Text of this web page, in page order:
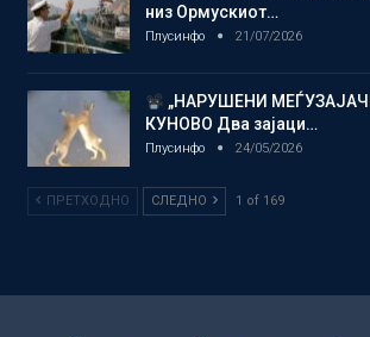
низ Ормускиот…
Плусинфо 21/07/2026
„НАРУШЕНИ
КУНОВО Два зајаци…
Плусинфо 24/05/2026
ПРЕТХОДНО СЛЕДНО 1 of 169